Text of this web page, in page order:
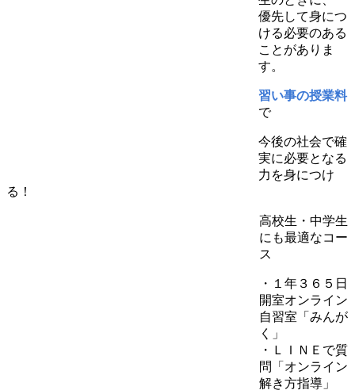
優先して身につ
ける必要のある
ことがありま
す。
習い事の授業料
で
今後の社会で確
実に必要となる
力を身につけ
る！
高校生・中学生
にも最適なコー
ス
・１年３６５日
開室オンライン
自習室「みんが
く」
・ＬＩＮＥで質
問「オンライン
解き方指導」